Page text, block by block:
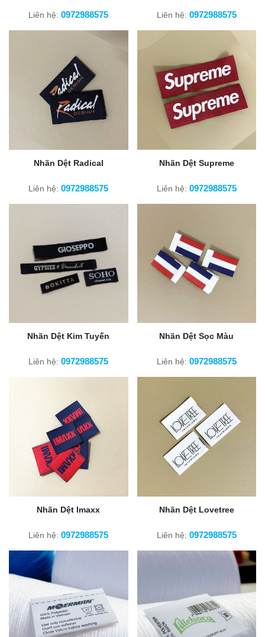
Liên hệ:0972988575 Liên hệ: 0972988575
Nhãn Dệt Radical
Liên hệ:0972988575
Nhãn Dệt Supreme
Liên hệ: 0972988575
Nhãn Dệt Kim Tuyến
Liên hệ:0972988575
Nhãn Dệt Sọc Màu
Liên hệ: 0972988575
Nhãn Dệt Imaxx
Liên hệ:0972988575
Nhãn Dệt Lovetree
Liên hệ: 0972988575